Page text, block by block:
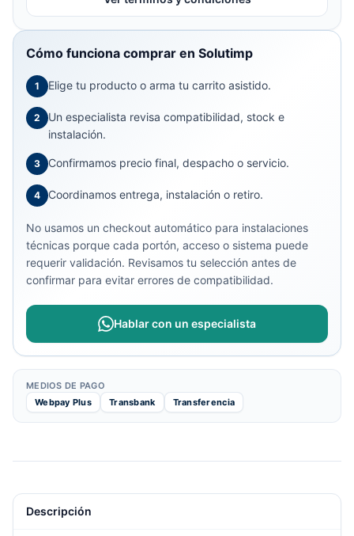
Cómo funciona comprar en Solutimp
1 Elige tu producto o arma tu carrito asistido.
2
Un especialista revisa compatibilidad, stock e
instalación.
3 Confirmamos precio final, despacho o servicio.
4 Coordinamos entrega, instalación o retiro.
No usamos un checkout automático para instalaciones
técnicas porque cada portón, acceso o sistema puede
requerir validación. Revisamos tu selección antes de
confirmar para evitar errores de compatibilidad.
Hablar con un especialista
MEDIOS DE PAGO
Webpay Plus
Transbank Transferencia
Descripción